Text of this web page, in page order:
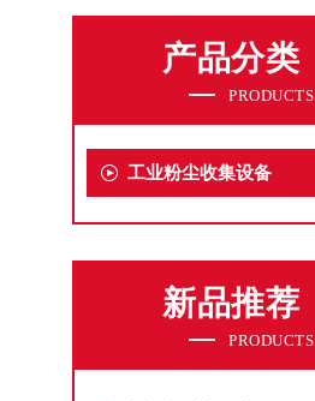
产品分类
PRODUCTS
工业粉尘收集设备
新品推荐
PRODUCTS